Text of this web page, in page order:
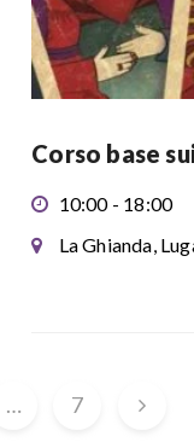
Corso base
10:00 - 18:00
La Ghianda,
… 7